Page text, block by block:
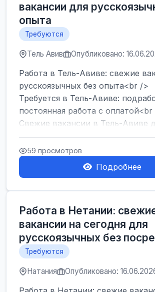
вакансии для
опыта
Требуются
Тель Авив Опубликовано:
Работа в Тель-Авиве: свежие
русскоязычных без опыта<br />
Требуется в Тель-Авиве:
постоянная работа с
Свежие вакансии в Тель-Авиве
и женщин от хозя...
59 просмотров
Подробнее
Работа в Нетании:
вакансии на сегодня для
русскоязычных без
Требуются
Натания Опубликовано: